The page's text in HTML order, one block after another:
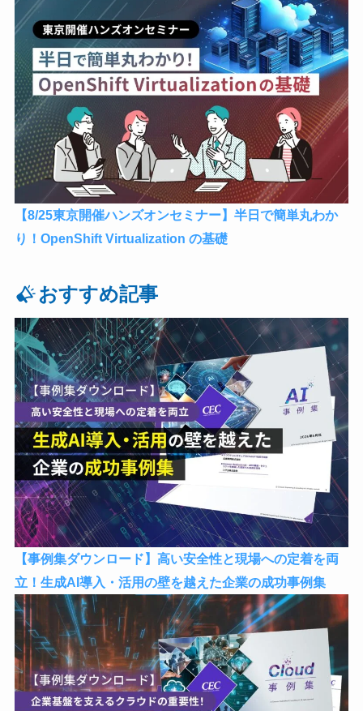
【8/25東京開催ハンズオンセミナー】半日で簡単丸わか
り！OpenShift Virtualization の基礎
おすすめ記事
【事例集ダウンロード】高い安全性と現場への定着を両
立！生成AI導入・活用の壁を越えた企業の成功事例集